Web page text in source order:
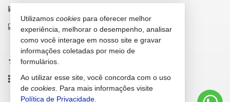
indicadores financeiros
cadastre seu imóvel
imóveis favoritos
mapa de imóveis
Utilizamos cookies para oferecer melhor
experiência, melhorar o desempenho, analisar
como você interage em nosso site e gravar
informações coletadas por meio de
formulários.
Ao utilizar esse site, você concorda com o uso
de cookies . Para mais informações visite
Política de Privacidade